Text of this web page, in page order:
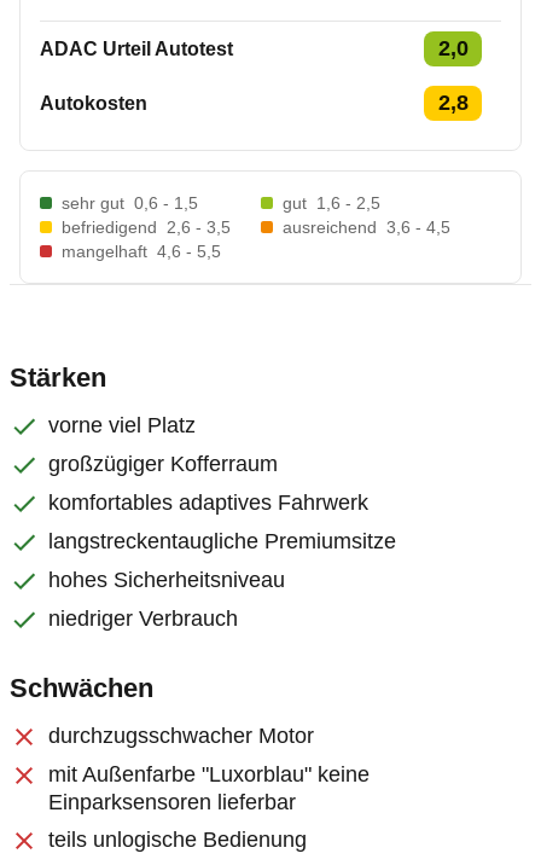
ADAC Urteil Autotest 2,0
Autokosten 2,8
sehr gut 0,6 - 1,5 gut 1,6 - 2,5
befriedigend
2,6 - 3,5 ausreichend 3,6 - 4,5
mangelhaft 4,6 - 5,5
Stärken
vorne viel Platz
großzügiger Kofferraum
komfortables adaptives Fahrwerk
langstreckentaugliche Premiumsitze
hohes Sicherheitsniveau
niedriger Verbrauch
Schwächen
durchzugsschwacher Motor
mit Außenfarbe "Luxorblau" keine
Einparksensoren lieferbar
teils unlogische Bedienung